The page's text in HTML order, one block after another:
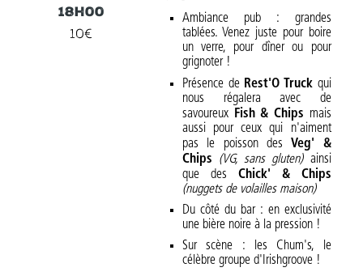
18h00
10€
Ambiance pub : grandes
tablées. Venez juste pour boire
un verre, pour dîner ou pour
grignoter !
Présence de Rest'O Truckqui
nous régalera avec de
savoureux
Fish & Chips mais
aussi pour ceux qui n'aiment
pas le poisson desVeg' &
Chips
(VG, sans gluten)ainsi
que des Chick' & Chips
(nuggets de volailles maison)
Du côté du bar : en exclusivité
une bière noire à la pression !
Sur scène : les Chum's, le
célèbre groupe d'Irishgroove !